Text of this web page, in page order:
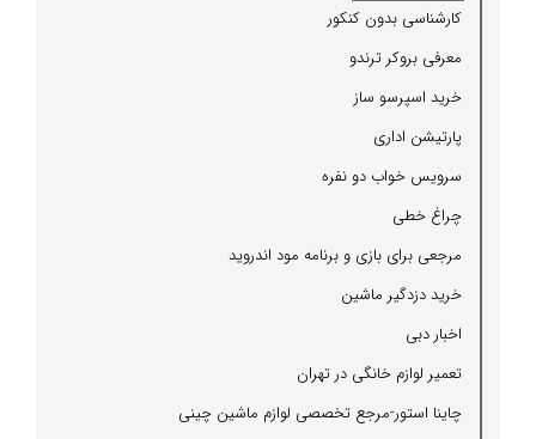
كارشناسی بدون كنكور
معرفی بروكر ترندو
خرید اسپرسو ساز
پارتیشن اداری
سرویس خواب دو نفره
چراغ خطی
مرجعی برای بازی و برنامه مود اندروید
خرید دزدگیر ماشین
اخبار دبی
تعمیر لوازم خانگی در تهران
چاینا استور-مرجع تخصصی لوازم ماشین چینی